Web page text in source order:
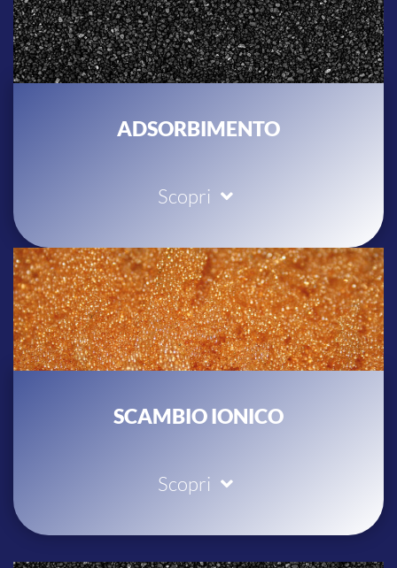
ADSORBIMENTO
Scopri
SCAMBIO IONICO
Scopri